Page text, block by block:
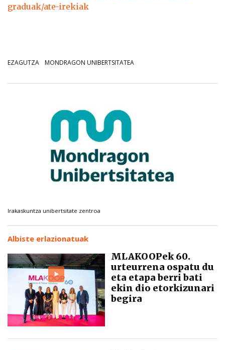
graduak/ate-irekiak
EZAGUTZA MONDRAGON UNIBERTSITATEA
Irakaskuntza unibertsitate zentroa
Albiste erlazionatuak
MLAKOOPek 60.
urteurrena ospatu du
eta etapa berri bati
ekin dio etorkizunari
begira